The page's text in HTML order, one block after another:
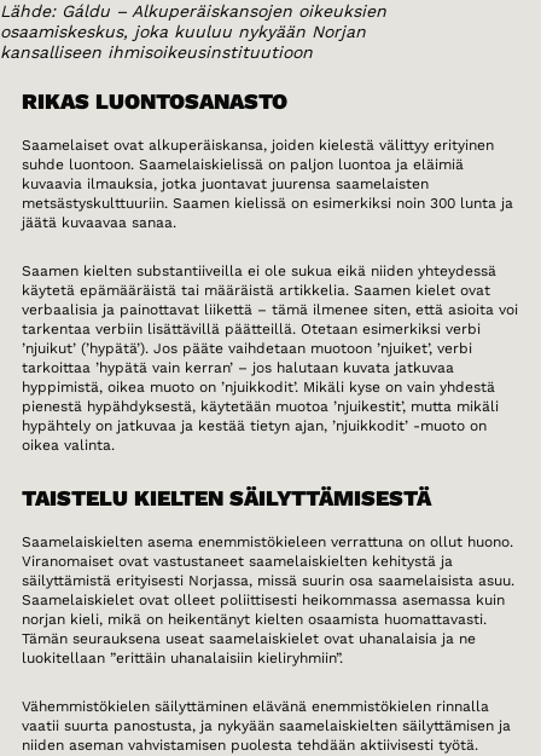
Lähde: Gáldu – Alkuperäiskansojen oikeuksien
osaamiskeskus, joka kuuluu nykyään Norjan
kansalliseen ihmisoikeusinstituutioon
RIKAS LUONTOSANASTO
Saamelaiset ovat alkuperäiskansa, joiden kielestä välittyy erityinen
suhde luontoon. Saamelaiskielissä on paljon luontoa ja eläimiä
kuvaavia ilmauksia, jotka juontavat juurensa saamelaisten
metsästyskulttuuriin. Saamen kielissä on esimerkiksi noin 300 lunta ja
jäätä kuvaavaa sanaa.
Saamen kielten substantiiveilla ei ole sukua eikä niiden yhteydessä
käytetä epämääräistä tai määräistä artikkelia. Saamen kielet ovat
verbaalisia ja painottavat liikettä – tämä ilmenee siten, että asioita voi
tarkentaa verbiin lisättävillä päätteillä. Otetaan esimerkiksi verbi
’njuikut’ (’hypätä’). Jos pääte vaihdetaan muotoon ’njuiket’, verbi
tarkoittaa ’hypätä vain kerran’ – jos halutaan kuvata jatkuvaa
hyppimistä, oikea muoto on ’njuikkodit’. Mikäli kyse on vain yhdestä
pienestä hypähdyksestä, käytetään muotoa ’njuikestit’, mutta mikäli
hypähtely on jatkuvaa ja kestää tietyn ajan, ’njuikkodit’ -muoto on
oikea valinta.
TAISTELU KIELTEN SÄILYTTÄMISESTÄ
Saamelaiskielten asema enemmistökieleen verrattuna on ollut huono.
Viranomaiset ovat vastustaneet saamelaiskielten kehitystä ja
säilyttämistä erityisesti Norjassa, missä suurin osa saamelaisista asuu.
Saamelaiskielet ovat olleet poliittisesti heikommassa asemassa kuin
norjan kieli, mikä on heikentänyt kielten osaamista huomattavasti.
Tämän seurauksena useat saamelaiskielet ovat uhanalaisia ja ne
luokitellaan ”erittäin uhanalaisiin kieliryhmiin”.
Vähemmistökielen säilyttäminen elävänä enemmistökielen rinnalla
vaatii suurta panostusta, ja nykyään saamelaiskielten säilyttämisen ja
niiden aseman vahvistamisen puolesta tehdään aktiivisesti työtä.